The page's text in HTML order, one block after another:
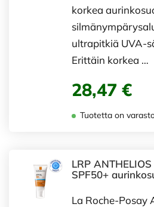
korkea
ultrapitkiä UVA-
Erittäin korkea …
28,47 €
Tuotetta on
LRP
SPF50+
La Roche-Posay